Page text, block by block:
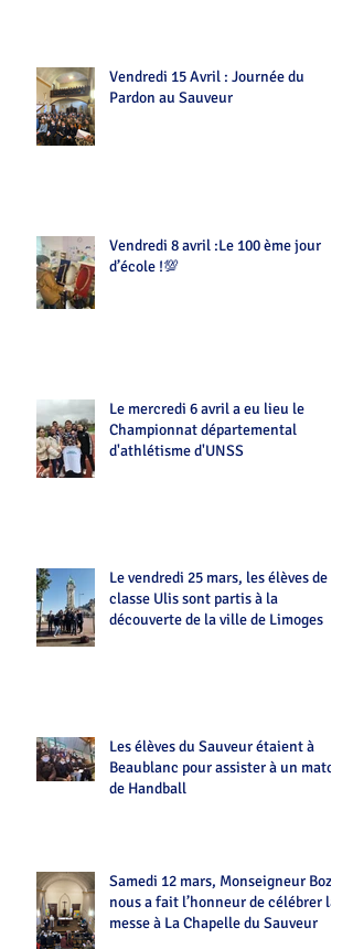
Vendredi 15 Avril : Journée du
Pardon au Sauveur
Vendredi 8 avril :Le 100 ème jour
d’école !💯
Le mercredi 6 avril a eu lieu le
Championnat départemental
d'athlétisme d'UNSS
Le vendredi 25 mars, les élèves de la
classe Ulis sont partis à la
découverte de la ville de Limoges
Les élèves du Sauveur étaient à
Beaublanc pour assister à un match
de Handball
Samedi 12 mars, Monseigneur Bozo
nous a fait l’honneur de célébrer la
messe à La Chapelle du Sauveur